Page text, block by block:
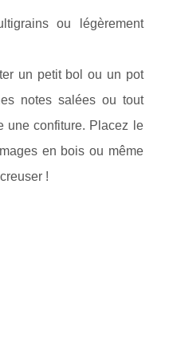
ou légèrement
un petit bol ou un pot
notes salées ou tout
une confiture. Placez le
en bois ou même
!